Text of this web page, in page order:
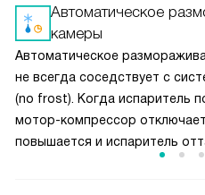
поддерживается сухой
к высушиванию продуктов.
с автоматическим
и рыбу хранить в упаковке.
Автоматическое
камеры
Автоматическое
не всегда соседствует с
(no frost). Когда испаритель
мотор-компрессор
повышается и испаритель